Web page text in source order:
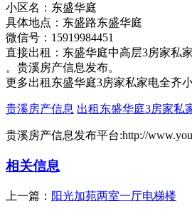
小区名： 东盛华庭
具体地点： 东盛路东盛华庭
微信号： 15919984451
直接出租：东盛华庭中高层3房家私
。贵溪房产信息发布。
更多出租东盛华庭3房家私家电全齐
贵溪房产信息 出租东盛华庭3房家私
贵溪房产信息发布平台:http://
相关信息
上一篇： 阳光加苑两室一厅电梯楼